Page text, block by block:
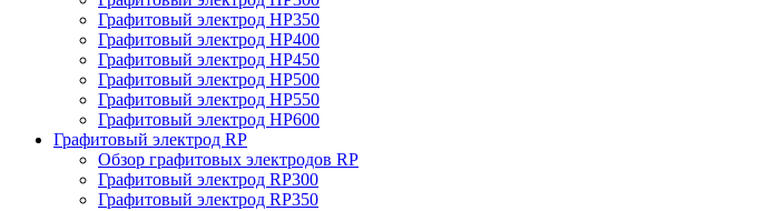
Графитовый электрод HP350
Графитовый электрод HP400
Графитовый электрод HP450
Графитовый электрод HP500
Графитовый электрод HP550
Графитовый электрод HP600
Графитовый электрод RP
Обзор графитовых электродов RP
Графитовый электрод RP300
Графитовый электрод RP350